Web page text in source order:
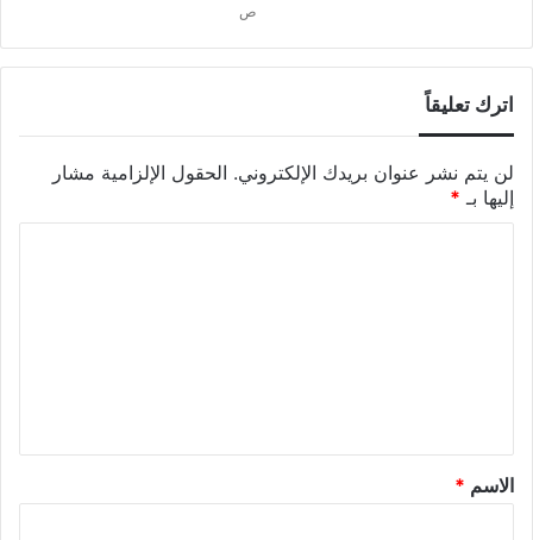
ص
اترك تعليقاً
لن يتم نشر عنوان بريدك الإلكتروني. الحقول الإلزامية مشار
إليها بـ *
الاسم *